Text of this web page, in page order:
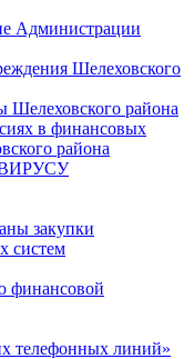
Администрации
Шелеховского
Шелеховского района
в финансовых
района
закупки
систем
финансовой
телефонных линий»